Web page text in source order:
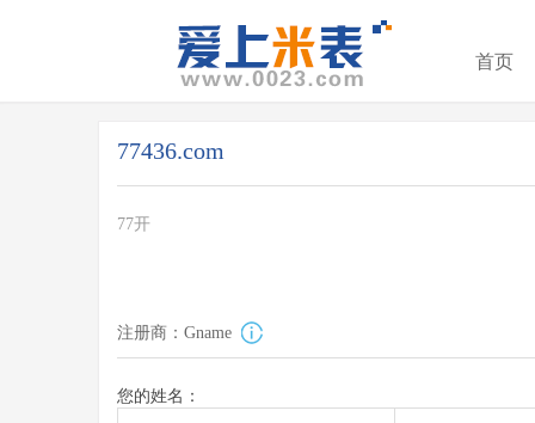
首页
77436.com
77开
注册商：Gname
您的姓名：